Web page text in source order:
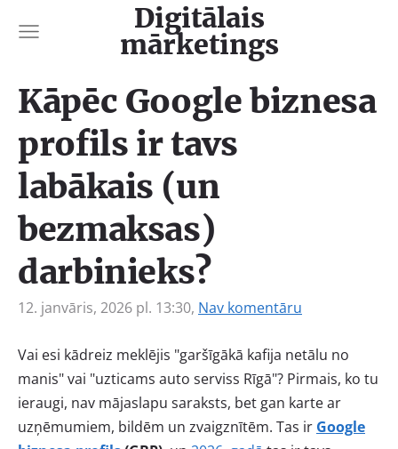
Digitālais
mārketings
Kāpēc Google biznesa
profils ir tavs
labākais (un
bezmaksas)
darbinieks?
12. janvāris, 2026 pl. 13:30, Nav komentāru
Vai esi kādreiz meklējis "garšīgākā kafija netālu no
manis" vai "uzticams auto serviss Rīgā"? Pirmais, ko tu
ieraugi, nav mājaslapu saraksts, bet gan karte ar
uzņēmumiem, bildēm un zvaigznītēm. Tas ir Google